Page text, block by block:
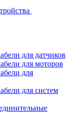
для датчиков
для моторов
для
для систем